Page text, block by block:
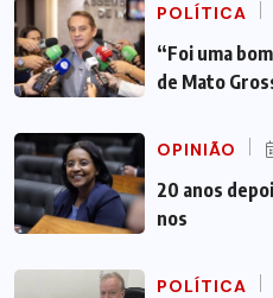
POLÍTICA
“Foi uma
de Mato
OPINIÃO
20 anos
nos
POLÍTICA